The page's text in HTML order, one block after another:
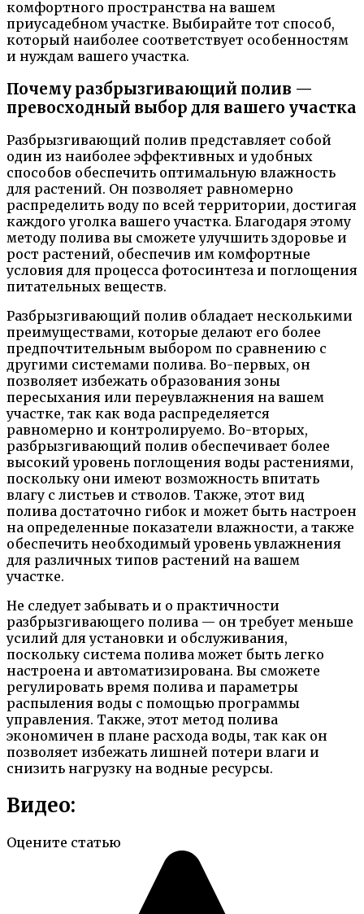
комфортного пространства на вашем
приусадебном участке. Выбирайте тот способ,
который наиболее соответствует особенностям
и нуждам вашего участка.
Почему разбрызгивающий полив —
превосходный выбор для вашего участка
Разбрызгивающий полив представляет собой
один из наиболее эффективных и удобных
способов обеспечить оптимальную влажность
для растений. Он позволяет равномерно
распределить воду по всей территории, достигая
каждого уголка вашего участка. Благодаря этому
методу полива вы сможете улучшить здоровье и
рост растений, обеспечив им комфортные
условия для процесса фотосинтеза и поглощения
питательных веществ.
Разбрызгивающий полив обладает несколькими
преимуществами, которые делают его более
предпочтительным выбором по сравнению с
другими системами полива. Во-первых, он
позволяет избежать образования зоны
пересыхания или переувлажнения на вашем
участке, так как вода распределяется
равномерно и контролируемо. Во-вторых,
разбрызгивающий полив обеспечивает более
высокий уровень поглощения воды растениями,
поскольку они имеют возможность впитать
влагу с листьев и стволов. Также, этот вид
полива достаточно гибок и может быть настроен
на определенные показатели влажности, а также
обеспечить необходимый уровень увлажнения
для различных типов растений на вашем
участке.
Не следует забывать и о практичности
разбрызгивающего полива — он требует меньше
усилий для установки и обслуживания,
поскольку система полива может быть легко
настроена и автоматизирована. Вы сможете
регулировать время полива и параметры
распыления воды с помощью программы
управления. Также, этот метод полива
экономичен в плане расхода воды, так как он
позволяет избежать лишней потери влаги и
снизить нагрузку на водные ресурсы.
Видео:
Оцените статью